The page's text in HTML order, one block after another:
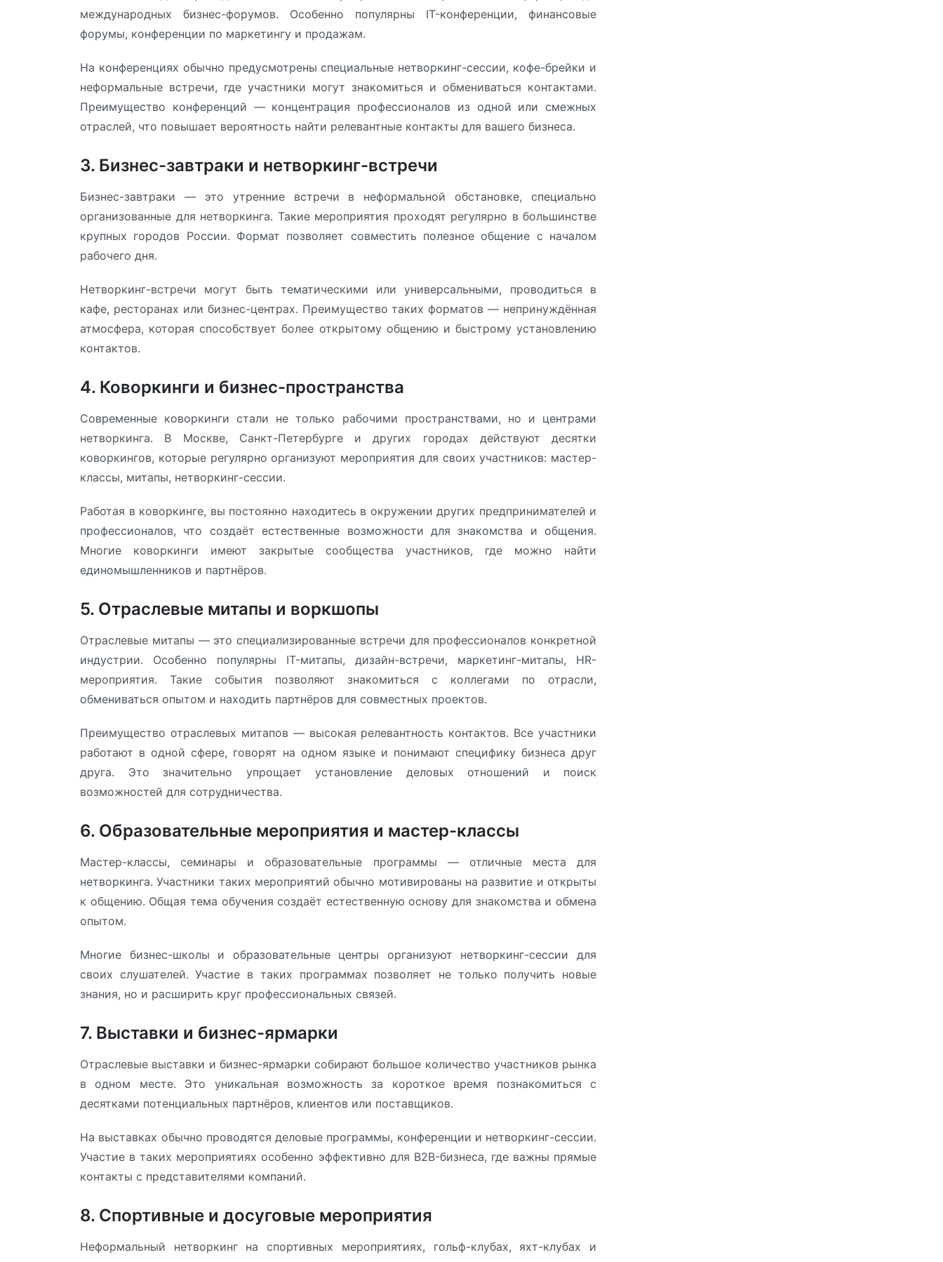
международных бизнес-форумов. Особенно популярны IT-конференции, финансовые
форумы, конференции по маркетингу и продажам.
На конференциях обычно предусмотрены специальные нетворкинг-сессии, кофе-брейки и
неформальные встречи, где участники могут знакомиться и обмениваться контактами.
Преимущество конференций — концентрация профессионалов из одной или смежных
отраслей, что повышает вероятность найти релевантные контакты для вашего бизнеса.
3. Бизнес-завтраки и нетворкинг-встречи
Бизнес-завтраки — это утренние встречи в неформальной обстановке, специально
организованные для нетворкинга. Такие мероприятия проходят регулярно в большинстве
крупных городов России. Формат позволяет совместить полезное общение с началом
рабочего дня.
Нетворкинг-встречи могут быть тематическими или универсальными, проводиться в
кафе, ресторанах или бизнес-центрах. Преимущество таких форматов — непринуждённая
атмосфера, которая способствует более открытому общению и быстрому установлению
контактов.
4. Коворкинги и бизнес-пространства
Современные коворкинги стали не только рабочими пространствами, но и центрами
нетворкинга. В Москве, Санкт-Петербурге и других городах действуют десятки
коворкингов, которые регулярно организуют мероприятия для своих участников: мастер-
классы, митапы, нетворкинг-сессии.
Работая в коворкинге, вы постоянно находитесь в окружении других предпринимателей и
профессионалов, что создаёт естественные возможности для знакомства и общения.
Многие коворкинги имеют закрытые сообщества участников, где можно найти
единомышленников и партнёров.
5. Отраслевые митапы и воркшопы
Отраслевые митапы — это специализированные встречи для профессионалов конкретной
индустрии. Особенно популярны IT-митапы, дизайн-встречи, маркетинг-митапы, HR-
мероприятия. Такие события позволяют знакомиться с коллегами по отрасли,
обмениваться опытом и находить партнёров для совместных проектов.
Преимущество отраслевых митапов — высокая релевантность контактов. Все участники
работают в одной сфере, говорят на одном языке и понимают специфику бизнеса друг
друга. Это значительно упрощает установление деловых отношений и поиск
возможностей для сотрудничества.
6. Образовательные мероприятия и мастер-классы
Мастер-классы, семинары и образовательные программы — отличные места для
нетворкинга. Участники таких мероприятий обычно мотивированы на развитие и открыты
к общению. Общая тема обучения создаёт естественную основу для знакомства и обмена
опытом.
Многие бизнес-школы и образовательные центры организуют нетворкинг-сессии для
своих слушателей. Участие в таких программах позволяет не только получить новые
знания, но и расширить круг профессиональных связей.
7. Выставки и бизнес-ярмарки
Отраслевые выставки и бизнес-ярмарки собирают большое количество участников рынка
в одном месте. Это уникальная возможность за короткое время познакомиться с
десятками потенциальных партнёров, клиентов или поставщиков.
На выставках обычно проводятся деловые программы, конференции и нетворкинг-сессии.
Участие в таких мероприятиях особенно эффективно для B2B-бизнеса, где важны прямые
контакты с представителями компаний.
8. Спортивные и досуговые мероприятия
Неформальный нетворкинг на спортивных мероприятиях, гольф-клубах, яхт-клубах и